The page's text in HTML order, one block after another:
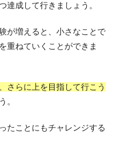
達成して行きましょう。
が増えると、小さなことで
重ねていくことができま
さらに上を目指して行こう
。
たことにもチャレンジする